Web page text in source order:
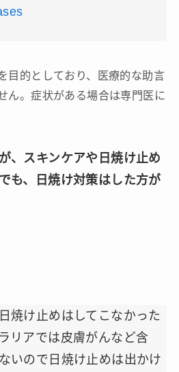
目的としており、医療的な助言
ん。症状がある場合は専門医に
、スキンケアや日焼け止め
も、日焼け対策はした方が
焼け止めはしてこなかった
リアでは皮膚がんなど含
いので日焼け止めは出かけ